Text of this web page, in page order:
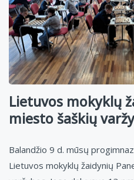
Lietuvos mokyklų
miesto šaškių
Balandžio 9 d. mūsų
Lietuvos mokyklų žaidynių